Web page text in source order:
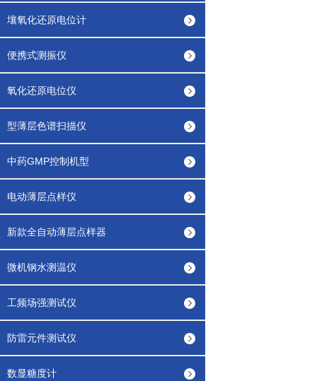
壤氧化还原电位计
便携式测振仪
氧化还原电位仪
型薄层色谱扫描仪
中药GMP控制机型
电动薄层点样仪
新款全自动薄层点样器
微机钢水测温仪
工频场强测试仪
防雷元件测试仪
数显糖度计